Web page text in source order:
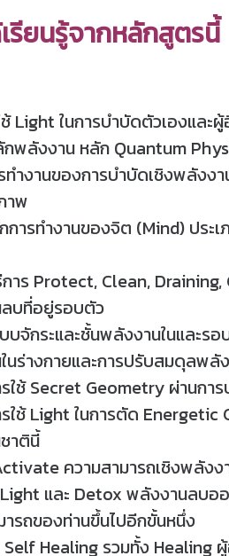
รียนรู้จากหลักสูตรนี้
Light ในการบำบัดตัวเองและ
กพลังงาน หลัก Quantum
ทำงานของการบำบัดเชิงพลังง
าพ
กการทำงานของจิต (Mind) ป
การ Protect, Clean,
บที่อยู่รอบตัว
บบจักระและชั้นพลังงานในและ
นร่างกายและการปรับสมดุลพลั
รใช้ Secret Geometry ผ่านก
รใช้ Light ในการตัด
าตินี้
ความสามารถเชิงพลังง
และ Detox พลังงานลบออ
ารถของท่านขึ้นไปอีกขั้นหนึ่ง
Healing รวมทั้ง Healing